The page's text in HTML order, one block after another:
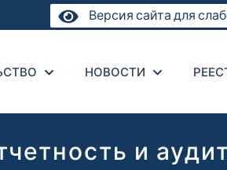
Версия сайта для
НОВОСТИ
и